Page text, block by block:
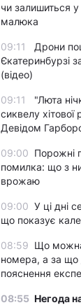
чи залишиться
малюка
09:11
Дрони
Єкатеринбурзі
(відео)
09:11
"Люта
сиквелу хітової
Девідом
09:00 Порожні
помилка: що з
врожаю
09:00 У ці дні
що показує
08:59 Що можна
номера, а за що
пояснення
08:55 Негода